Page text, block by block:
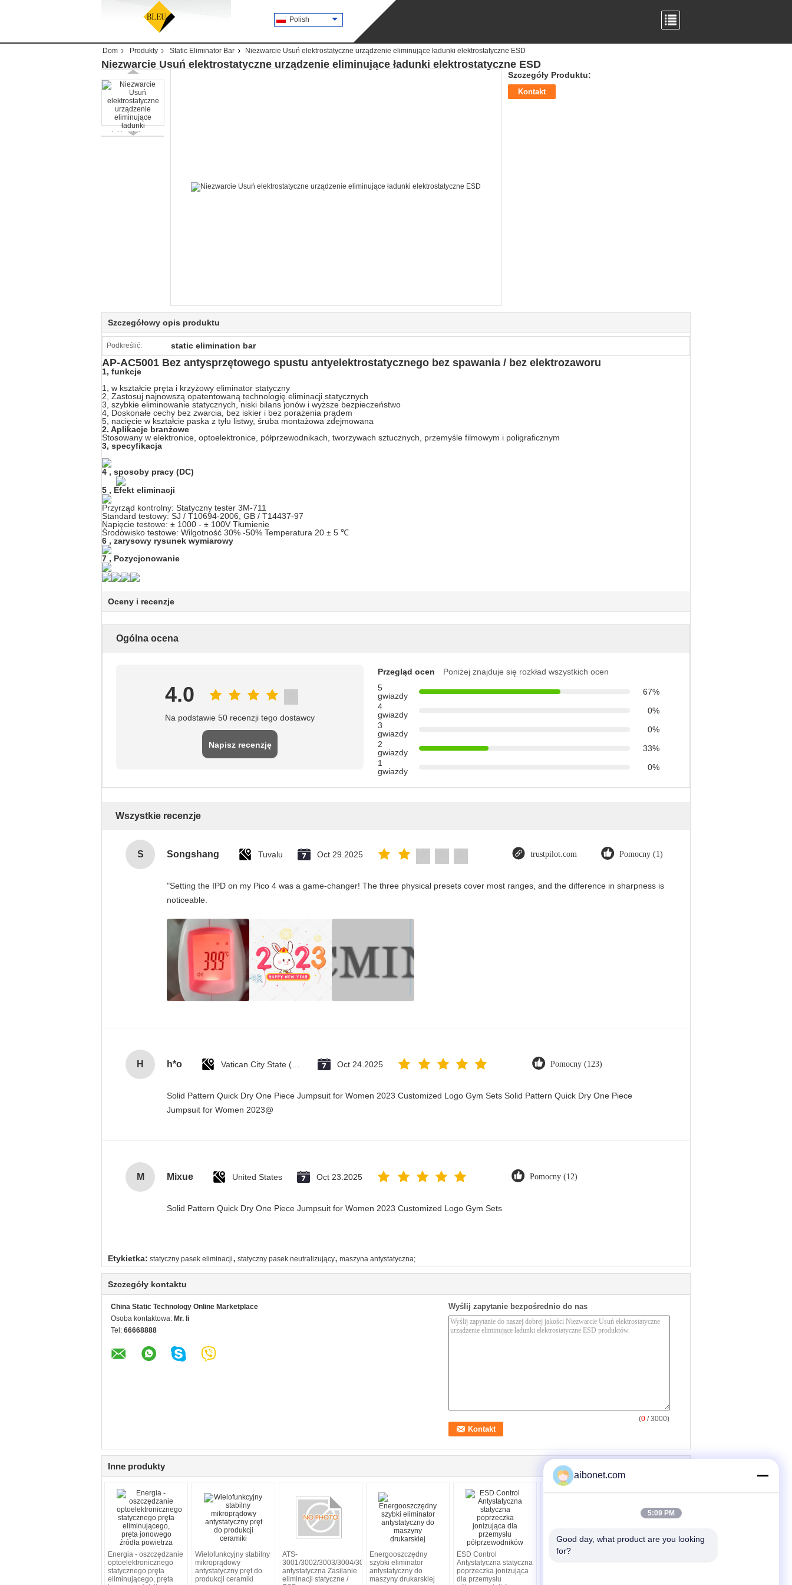
Polish
Dom Produkty Static Eliminator Bar Niezwarcie Usuń elektrostatyczne urządzenie eliminujące ładunki elektrostatyczne ESD
Niezwarcie Usuń elektrostatyczne urządzenie eliminujące ładunki elektrostatyczne ESD
Szczegóły Produktu:
Kontakt
Szczegółowy opis produktu
Podkreślić: static elimination bar
AP-AC5001 Bez antysprzętowego spustu antyelektrostatycznego bez spawania / bez elektrozaworu
1, funkcje
1, w kształcie pręta i krzyżowy eliminator statyczny
2, Zastosuj najnowszą opatentowaną technologię eliminacji statycznych
3, szybkie eliminowanie statycznych, niski bilans jonów i wyższe bezpieczeństwo
4, Doskonałe cechy bez zwarcia, bez iskier i bez porażenia prądem
5, nacięcie w kształcie paska z tyłu listwy, śruba montażowa zdejmowana
2. Aplikacje branżowe
Stosowany w elektronice, optoelektronice, półprzewodnikach, tworzywach sztucznych, przemyśle filmowym i poligraficznym
3, specyfikacja
4 , sposoby pracy (DC)
5 , Efekt eliminacji
Przyrząd kontrolny: Statyczny tester 3M-711
Standard testowy: SJ / T10694-2006, GB / T14437-97
Napięcie testowe: ± 1000 - ± 100V Tłumienie
Środowisko testowe: Wilgotność 30% -50% Temperatura 20 ± 5 ℃
6 , zarysowy rysunek wymiarowy
7 , Pozycjonowanie
Oceny i recenzje
Ogólna ocena
4.0
Na podstawie 50 recenzji tego dostawcy
Napisz recenzję
Przegląd ocen
Poniżej znajduje się rozkład wszystkich ocen
5
gwiazdy
67%
4
gwiazdy
0%
3
gwiazdy
0%
2
gwiazdy
33%
1
gwiazdy
0%
Wszystkie recenzje
S Songshang Tuvalu Oct 29.2025 trustpilot.com Pomocny (1)
"Setting the IPD on my Pico 4 was a game-changer! The three physical presets cover most ranges, and the difference in sharpness is
noticeable.
H h*o Oct 24.2025 Pomocny (123)
Solid Pattern Quick Dry One Piece Jumpsuit for Women 2023 Customized Logo Gym Sets Solid Pattern Quick Dry One Piece
Jumpsuit for Women 2023@
M Mixue United States Oct 23.2025 Pomocny (12)
Solid Pattern Quick Dry One Piece Jumpsuit for Women 2023 Customized Logo Gym Sets
Etykietka: statyczny pasek eliminacji, statyczny pasek neutralizujący, maszyna antystatyczna;
Szczegóły kontaktu
China Static Technology Online Marketplace
Osoba kontaktowa: Mr. li
Tel: 66668888
Wyślij zapytanie bezpośrednio do nas
(0 / 3000)
Inne produkty
Energia - oszczędzanie
optoelektronicznego
statycznego pręta
eliminującego, pręta
Wielofunkcyjny stabilny
mikroprądowy
antystatyczny pręt do
produkcji ceramiki
ATS-
3001/3002/3003/3004/3005
antystatyczna Zasilanie
eliminacji statyczne /
Energooszczędny
szybki eliminator
antystatyczny do
maszyny drukarskiej
ESD Control
Antystatyczna statyczna
poprzeczka jonizująca
dla przemysłu
Domy R407C Electric
aibonet.com
5:09 PM
Good day, what product are you looking
for?